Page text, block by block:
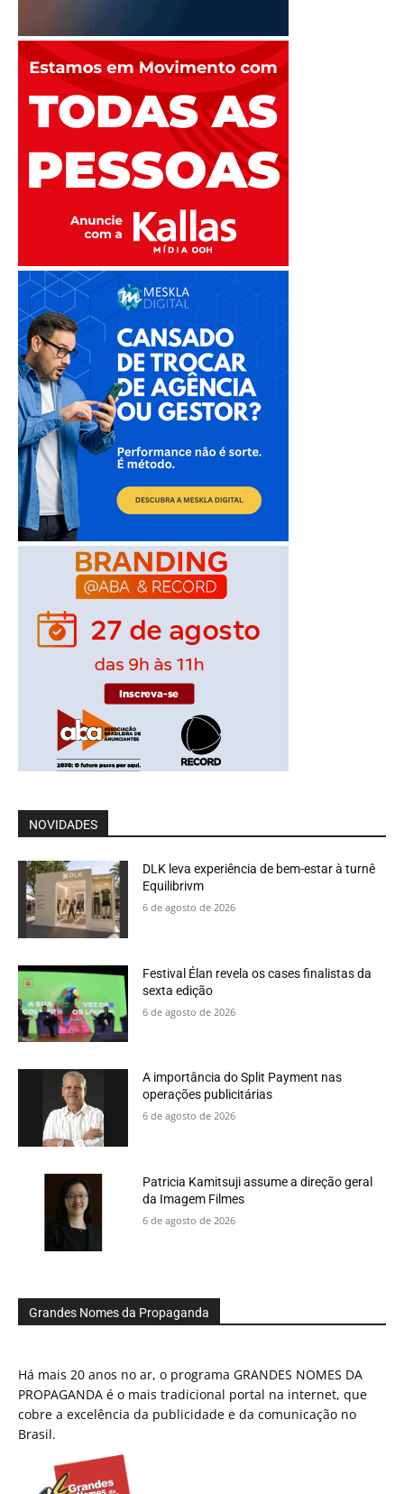
NOVIDADES
DLK leva experiência de bem-estar à turnê
Equilibrivm
6 de agosto de 2026
Festival Élan revela os cases finalistas da
sexta edição
6 de agosto de 2026
A importância do Split Payment nas
operações publicitárias
6 de agosto de 2026
Patricia Kamitsuji assume a direção geral
da Imagem Filmes
6 de agosto de 2026
Grandes Nomes da Propaganda
Há mais 20 anos no ar, o programa GRANDES NOMES DA
PROPAGANDA é o mais tradicional portal na internet, que
cobre a excelência da publicidade e da comunicação no
Brasil.